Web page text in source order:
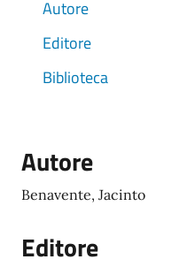
Autore
Editore
Biblioteca
Autore
Benavente, Jacinto
Editore